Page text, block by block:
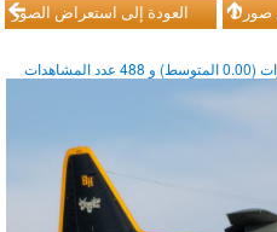
العودة إلى استعراض الصور صورك
(
0.00المتوسط) و 488عدد المشاهدات